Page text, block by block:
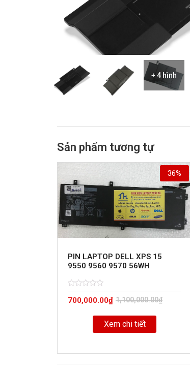
+ 4 hình
Sản phẩm tương tự
PIN LAPTOP DELL XPS 15
9550 9560 9570 56WH
0
1,100,000.00₫
700,000.00₫
36%
Xem chi tiết